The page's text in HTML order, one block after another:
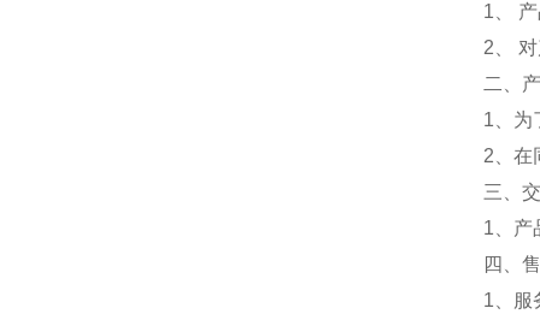
1、
2、
二、
1、为
2、在
三、
1、产
四、
1、服